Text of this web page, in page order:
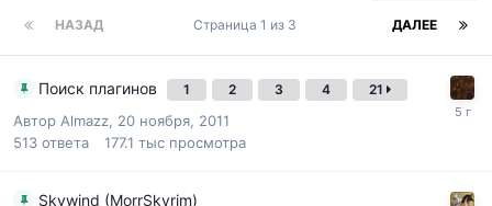
НАЗАД ДАЛЕЕ
Страница 1 из 3
Поиск плагинов 1 2 3 4 21
Автор Almazz, 20 ноября, 2011
513 ответа 177.1 тыс просмотра
Skywind (MorrSkyrim)